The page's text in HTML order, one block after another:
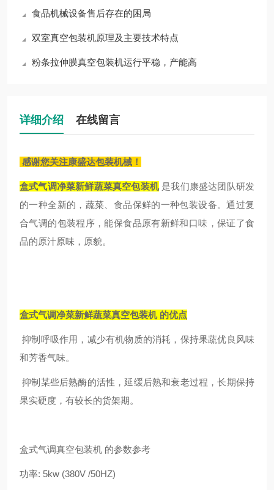
食品机械设备售后存在的困局
双室真空包装机原理及主要技术特点
粉条拉伸膜真空包装机运行平稳，产能高
详细介绍 在线留言
感谢您关注康盛达包装机械！
盒式气调净菜新鲜蔬菜真空包装机 是我们康盛达团队研发
的一种全新的，蔬菜、食品保鲜的一种包装设备。通过复
合气调的包装程序，能保食品原有新鲜和口味，保证了食
品的原汁原味，原貌。
盒式气调净菜新鲜蔬菜真空包装机的优点
抑制呼吸作用，减少有机物质的消耗，保持果蔬优良风味
和芳香气味。
抑制某些后熟酶的活性，延缓后熟和衰老过程，长期保持
果实硬度，有较长的货架期。
盒式气调真空包装机 的参数参考
功率: 5kw (380V /50HZ)